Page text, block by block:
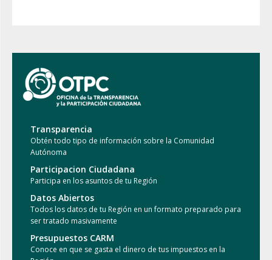
Transparencia
Obtén todo tipo de información sobre la Comunidad
Autónoma
Participacion Ciudadana
Participa en los asuntos de tu Región
Datos Abiertos
Todos los datos de tu Región en un formato preparado para
ser tratado masivamente
Presupuestos CARM
Conoce en que se gasta el dinero de tus impuestos en la